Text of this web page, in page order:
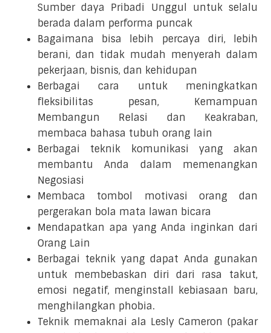
Sumber daya Pribadi Unggul untuk selalu
berada dalam performa puncak
Bagaimana bisa lebih percaya diri, lebih
berani, dan tidak mudah menyerah dalam
pekerjaan, bisnis, dan kehidupan
Berbagai cara untuk meningkatkan
fleksibilitas pesan, Kemampuan
Membangun Relasi dan Keakraban,
membaca bahasa tubuh orang lain
Berbagai teknik komunikasi yang akan
membantu Anda dalam memenangkan
Negosiasi
Membaca tombol motivasi orang dan
pergerakan bola mata lawan bicara
Mendapatkan apa yang Anda inginkan dari
Orang Lain
Berbagai teknik yang dapat Anda gunakan
untuk membebaskan diri dari rasa takut,
emosi negatif, menginstall kebiasaan baru,
menghilangkan phobia.
Teknik memaknai ala Lesly Cameron (pakar